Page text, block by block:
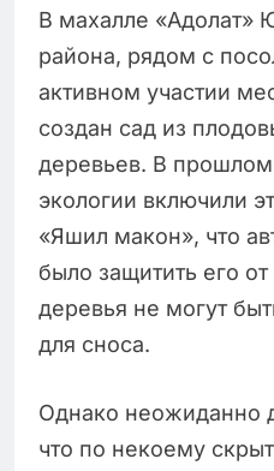
В махалле «Адолат»
района, рядом с
активном участии
создан сад из
деревьев. В прошлом
экологии включили
«Яшил макон», что
было защитить его
деревья не могут
для сноса.
Однако неожиданно
что по некоему